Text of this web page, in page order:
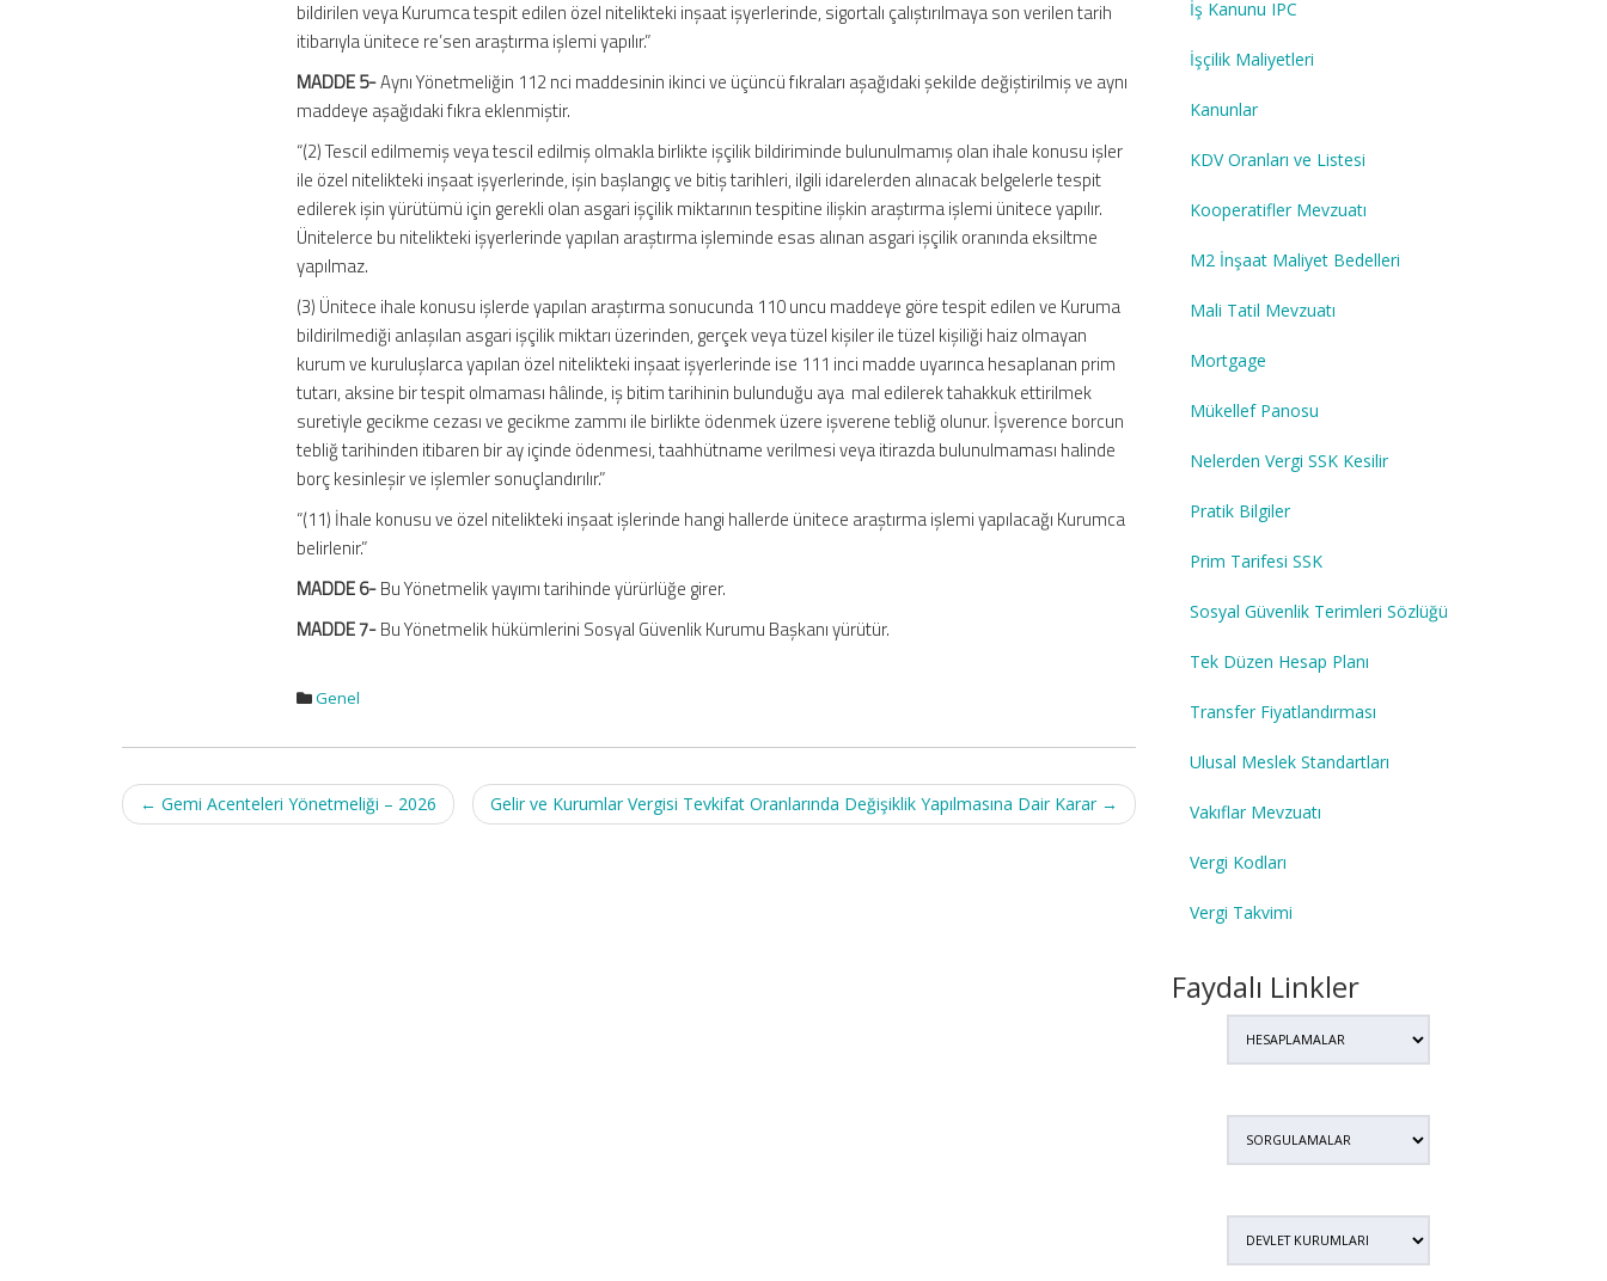
bildirilen veya Kurumca tespit edilen özel nitelikteki inşaat işyerlerinde, sigortalı çalıştırılmaya son verilen tarih
itibarıyla ünitece re’sen araştırma işlemi yapılır.”
MADDE 5-Aynı Yönetmeliğin 112 nci maddesinin ikinci ve üçüncü fıkraları aşağıdaki şekilde değiştirilmiş ve aynı
maddeye aşağıdaki fıkra eklenmiştir.
“(2) Tescil edilmemiş veya tescil edilmiş olmakla birlikte işçilik bildiriminde bulunulmamış olan ihale konusu işler
ile özel nitelikteki inşaat işyerlerinde, işin başlangıç ve bitiş tarihleri, ilgili idarelerden alınacak belgelerle tespit
edilerek işin yürütümü için gerekli olan asgari işçilik miktarının tespitine ilişkin araştırma işlemi ünitece yapılır.
Ünitelerce bu nitelikteki işyerlerinde yapılan araştırma işleminde esas alınan asgari işçilik oranında eksiltme
yapılmaz.
(3) Ünitece ihale konusu işlerde yapılan araştırma sonucunda 110 uncu maddeye göre tespit edilen ve Kuruma
bildirilmediği anlaşılan asgari işçilik miktarı üzerinden, gerçek veya tüzel kişiler ile tüzel kişiliği haiz olmayan
kurum ve kuruluşlarca yapılan özel nitelikteki inşaat işyerlerinde ise 111 inci madde uyarınca hesaplanan prim
tutarı, aksine bir tespit olmaması hâlinde, iş bitim tarihinin bulunduğu aya mal edilerek tahakkuk ettirilmek
suretiyle gecikme cezası ve gecikme zammı ile birlikte ödenmek üzere işverene tebliğ olunur. İşverence borcun
tebliğ tarihinden itibaren bir ay içinde ödenmesi, taahhütname verilmesi veya itirazda bulunulmaması halinde
borç kesinleşir ve işlemler sonuçlandırılır.”
“(11) İhale konusu ve özel nitelikteki inşaat işlerinde hangi hallerde ünitece araştırma işlemi yapılacağı Kurumca
belirlenir.”
MADDE 6-Bu Yönetmelik yayımı tarihinde yürürlüğe girer.
MADDE 7-Bu Yönetmelik hükümlerini Sosyal Güvenlik Kurumu Başkanı yürütür.
Genel
Post
navigation
← Gemi Acenteleri Yönetmeliği – 2026 Gelir ve Kurumlar Vergisi Tevkifat Oranlarında Değişiklik Yapılmasına Dair Karar →
İş Kanunu IPC
İşçilik Maliyetleri
Kanunlar
KDV Oranları ve Listesi
Kooperatifler Mevzuatı
M2 İnşaat Maliyet Bedelleri
Mali Tatil Mevzuatı
Mortgage
Mükellef Panosu
Nelerden Vergi SSK Kesilir
Pratik Bilgiler
Prim Tarifesi SSK
Sosyal Güvenlik Terimleri Sözlüğü
Tek Düzen Hesap Planı
Transfer Fiyatlandırması
Ulusal Meslek Standartları
Vakıflar Mevzuatı
Vergi Kodları
Vergi Takvimi
Faydalı Linkler